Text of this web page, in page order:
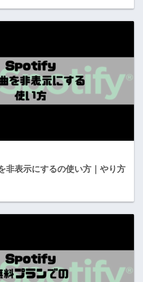
非表示にするの使い方｜やり方